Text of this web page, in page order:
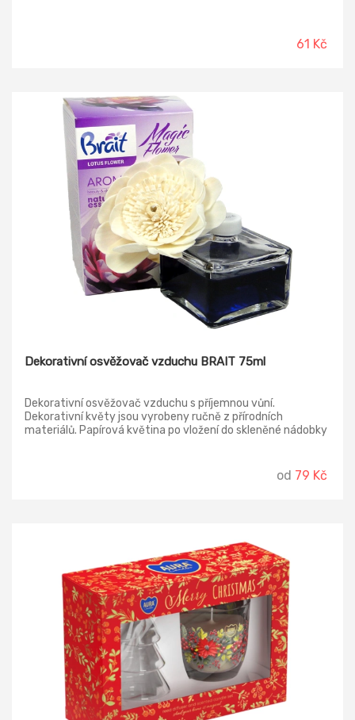
61 Kč
Dekorativní osvěžovač vzduchu BRAIT 75ml
Dekorativní osvěžovač vzduchu s příjemnou vůní.
Dekorativní květy jsou vyrobeny ručně z přírodních
materiálů. Papírová květina po vložení do skleněné nádobky
od 79 Kč